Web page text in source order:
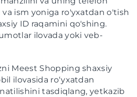
ism yoniga ro'yxatdan o'tish
ID raqamini qo'shing.
ilovada yoki veb-
Meest Shopping shaxsiy
ilovasida roʻyxatdan
tasdiqlang, yetkazib